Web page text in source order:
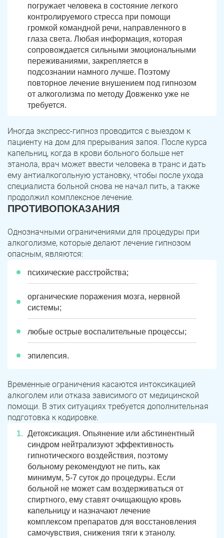
погружает человека в состояние легкого
контролируемого стресса при помощи
громкой командной речи, направленного в
глаза света. Любая информация, которая
сопровождается сильными эмоциональными
переживаниями, закрепляется в
подсознании намного лучше. Поэтому
повторное лечение внушением под гипнозом
от алкоголизма по методу Довженко уже не
требуется.
Иногда экспресс-гипноз проводится с выездом к
пациенту на дом для прерывания запоя. После курса
капельниц, когда в крови больного больше нет
этанола, врач может ввести человека в транс и дать
ему антиалкогольную установку, чтобы после ухода
специалиста больной снова не начал пить, а также
продолжил комплексное лечение.
ПРОТИВОПОКАЗАНИЯ
Однозначными ограничениями для процедуры при
алкоголизме, которые делают лечение гипнозом
опасным, являются:
психические расстройства;
органические поражения мозга, нервной
системы;
любые острые воспалительные процессы;
эпилепсия.
Временные ограничения касаются интоксикацией
алкоголем или отказа зависимого от медицинской
помощи. В этих ситуациях требуется дополнительная
подготовка к кодировке.
Детоксикация. Опьянение или абстинентный
синдром нейтрализуют эффективность
гипнотического воздействия, поэтому
больному рекомендуют не пить, как
минимум, 5-7 суток до процедуры. Если
больной не может сам воздерживаться от
спиртного, ему ставят очищающую кровь
капельницу и назначают лечение
комплексом препаратов для восстановления
самочувствия, снижения тяги к этанолу.